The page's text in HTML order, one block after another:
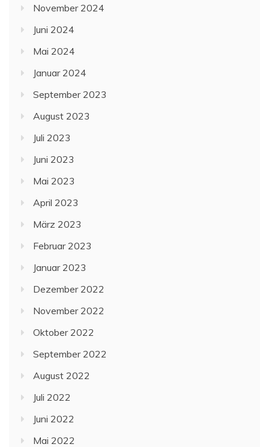
November 2024
Juni 2024
Mai 2024
Januar 2024
September 2023
August 2023
Juli 2023
Juni 2023
Mai 2023
April 2023
März 2023
Februar 2023
Januar 2023
Dezember 2022
November 2022
Oktober 2022
September 2022
August 2022
Juli 2022
Juni 2022
Mai 2022